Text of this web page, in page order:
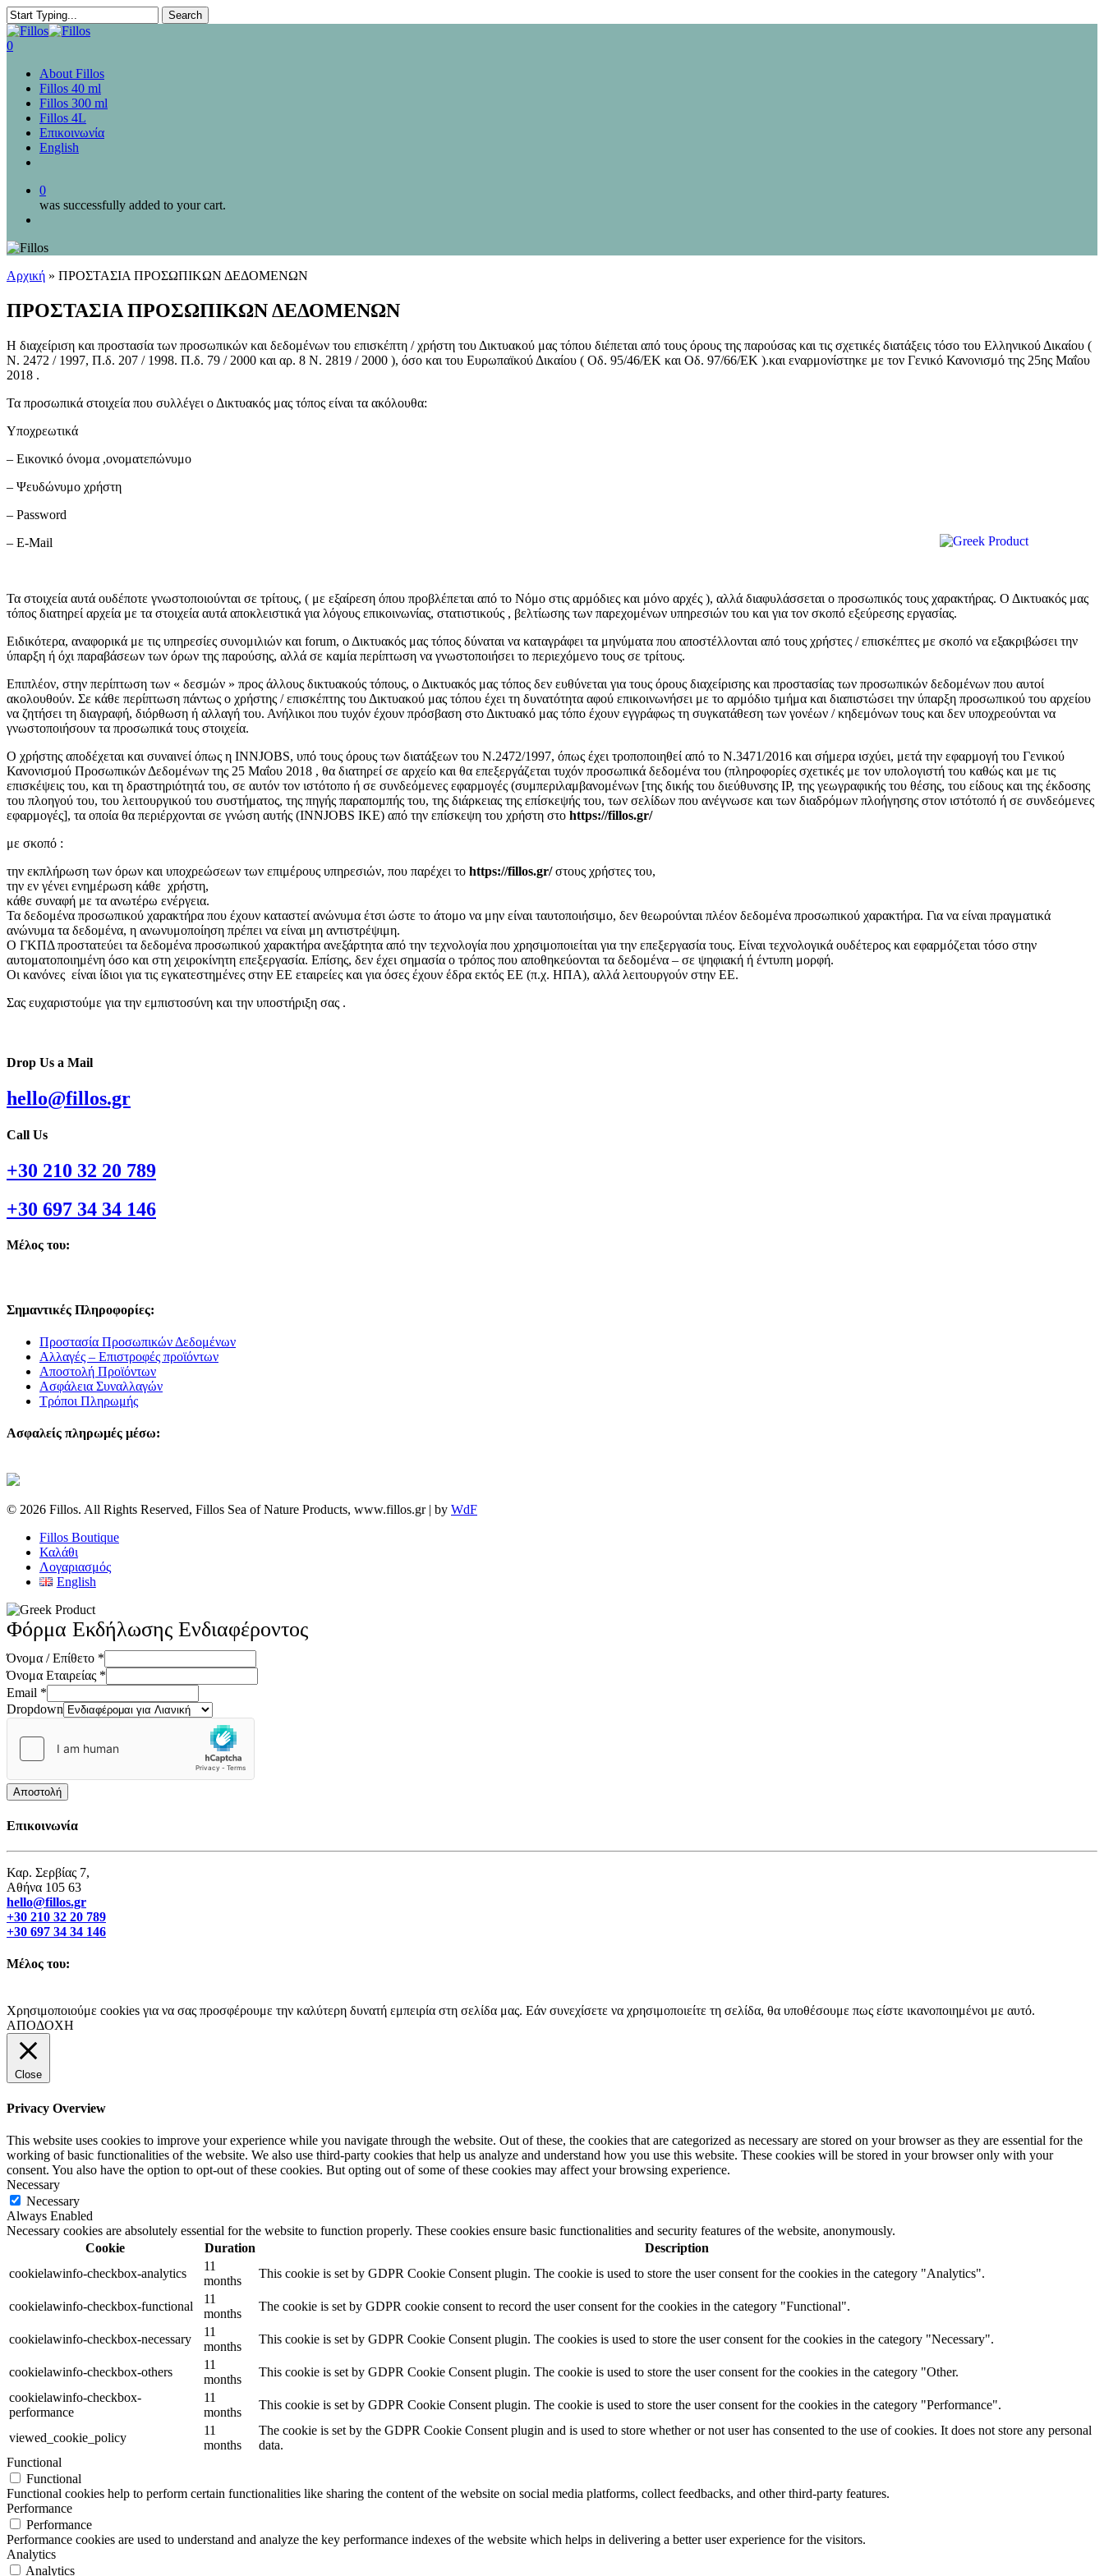
Skip
to
main
Search
Close
Search
0
About Fillos
Fillos 40 ml
Fillos 300 ml
Fillos 4L
Επικοινωνία
English
0
was successfully added to your cart.
Αρχική » ΠΡΟΣΤΑΣΙΑ ΠΡΟΣΩΠΙΚΩΝ ΔΕΔΟΜΕΝΩΝ
ΠΡΟΣΤΑΣΙΑ ΠΡΟΣΩΠΙΚΩΝ ΔΕΔΟΜΕΝΩΝ
Η διαχείριση και προστασία των προσωπικών και δεδομένων του επισκέπτη / χρήστη του Δικτυακού μας τόπου διέπεται από τους όρους της παρούσας και τις σχετικές διατάξεις τόσο του Ελληνικού Δικαίου (
Ν. 2472 / 1997, Π.δ. 207 / 1998. Π.δ. 79 / 2000 και αρ. 8 Ν. 2819 / 2000 ), όσο και του Ευρωπαϊκού Δικαίου ( Οδ. 95/46/ΕΚ και Οδ. 97/66/ΕΚ ).και εναρμονίστηκε με τον Γενικό Κανονισμό της 25ης Μαΐου
2018 .
Τα προσωπικά στοιχεία που συλλέγει ο Δικτυακός μας τόπος είναι τα ακόλουθα:
Υποχρεωτικά
– Εικονικό όνομα ,ονοματεπώνυμο
– Ψευδώνυμο χρήστη
– Password
– Ε-Mail
Τα στοιχεία αυτά ουδέποτε γνωστοποιούνται σε τρίτους, ( με εξαίρεση όπου προβλέπεται από το Νόμο στις αρμόδιες και μόνο αρχές ), αλλά διαφυλάσσεται ο προσωπικός τους χαρακτήρας. Ο Δικτυακός μας
τόπος διατηρεί αρχεία με τα στοιχεία αυτά αποκλειστικά για λόγους επικοινωνίας, στατιστικούς , βελτίωσης των παρεχομένων υπηρεσιών του και για τον σκοπό εξεύρεσης εργασίας.
Ειδικότερα, αναφορικά με τις υπηρεσίες συνομιλιών και forum, ο Δικτυακός μας τόπος δύναται να καταγράφει τα μηνύματα που αποστέλλονται από τους χρήστες / επισκέπτες με σκοπό να εξακριβώσει την
ύπαρξη ή όχι παραβάσεων των όρων της παρούσης, αλλά σε καμία περίπτωση να γνωστοποιήσει το περιεχόμενο τους σε τρίτους.
Επιπλέον, στην περίπτωση των « δεσμών » προς άλλους δικτυακούς τόπους, ο Δικτυακός μας τόπος δεν ευθύνεται για τους όρους διαχείρισης και προστασίας των προσωπικών δεδομένων που αυτοί
ακολουθούν. Σε κάθε περίπτωση πάντως ο χρήστης / επισκέπτης του Δικτυακού μας τόπου έχει τη δυνατότητα αφού επικοινωνήσει με το αρμόδιο τμήμα και διαπιστώσει την ύπαρξη προσωπικού του αρχείου
να ζητήσει τη διαγραφή, διόρθωση ή αλλαγή του. Ανήλικοι που τυχόν έχουν πρόσβαση στο Δικτυακό μας τόπο έχουν εγγράφως τη συγκατάθεση των γονέων / κηδεμόνων τους και δεν υποχρεούνται να
γνωστοποιήσουν τα προσωπικά τους στοιχεία.
Ο χρήστης αποδέχεται και συναινεί όπως η INNJOBS, υπό τους όρους των διατάξεων του Ν.2472/1997, όπως έχει τροποποιηθεί από το Ν.3471/2016 και σήμερα ισχύει, μετά την εφαρμογή του Γενικού
Κανονισμού Προσωπικών Δεδομένων της 25 Μαΐου 2018 , θα διατηρεί σε αρχείο και θα επεξεργάζεται τυχόν προσωπικά δεδομένα του (πληροφορίες σχετικές με τον υπολογιστή του καθώς και με τις
επισκέψεις του, και τη δραστηριότητά του, σε αυτόν τον ιστότοπο ή σε συνδεόμενες εφαρμογές (συμπεριλαμβανομένων [της δικής του διεύθυνσης IP, της γεωγραφικής του θέσης, του είδους και της έκδοσης
του πλοηγού του, του λειτουργικού του συστήματος, της πηγής παραπομπής του, της διάρκειας της επίσκεψής του, των σελίδων που ανέγνωσε και των διαδρόμων πλοήγησης στον ιστότοπό ή σε συνδεόμενες
εφαρμογές], τα οποία θα περιέρχονται σε γνώση αυτής (INNJOBS ΙΚΕ) από την επίσκεψη του χρήστη στο https://fillos.gr/
με σκοπό :
την εκπλήρωση των όρων και υποχρεώσεων των επιμέρους υπηρεσιών, που παρέχει το https://fillos.gr/στους χρήστες του,
την εν γένει ενημέρωση κάθε χρήστη,
κάθε συναφή με τα ανωτέρω ενέργεια.
Τα δεδομένα προσωπικού χαρακτήρα που έχουν καταστεί ανώνυμα έτσι ώστε το άτομο να μην είναι ταυτοποιήσιμο, δεν θεωρούνται πλέον δεδομένα προσωπικού χαρακτήρα. Για να είναι πραγματικά
ανώνυμα τα δεδομένα, η ανωνυμοποίηση πρέπει να είναι μη αντιστρέψιμη.
Ο ΓΚΠΔ προστατεύει τα δεδομένα προσωπικού χαρακτήρα ανεξάρτητα από την τεχνολογία που χρησιμοποιείται για την επεξεργασία τους. Είναι τεχνολογικά ουδέτερος και εφαρμόζεται τόσο στην
αυτοματοποιημένη όσο και στη χειροκίνητη επεξεργασία. Επίσης, δεν έχει σημασία ο τρόπος που αποθηκεύονται τα δεδομένα – σε ψηφιακή ή έντυπη μορφή.
Οι κανόνες είναι ίδιοι για τις εγκατεστημένες στην ΕΕ εταιρείες και για όσες έχουν έδρα εκτός ΕΕ (π.χ. ΗΠΑ), αλλά λειτουργούν στην ΕΕ.
Σας ευχαριστούμε για την εμπιστοσύνη και την υποστήριξη σας .
Drop Us a Mail
hello@fillos.gr
Call Us
+30 210 32 20 789
+30 697 34 34 146
Μέλος του:
Σημαντικές Πληροφορίες:
Προστασία Προσωπικών Δεδομένων
Αλλαγές – Επιστροφές προϊόντων
Αποστολή Προϊόντων
Ασφάλεια Συναλλαγών
Τρόποι Πληρωμής
Ασφαλείς πληρωμές μέσω:
© 2026 Fillos. All Rights Reserved, Fillos Sea of Nature Products, www.fillos.gr | by WdF
Close
Menu
Fillos Boutique
Καλάθι
Λογαριασμός
English
Φόρμα Εκδήλωσης Ενδιαφέροντος
Όνομα / Επίθετο *
Όνομα Εταιρείας *
Email *
Dropdown
Αποστολή
Επικοινωνία
Καρ. Σερβίας 7,
Αθήνα 105 63
hello@fillos.gr
+30 210 32 20 789
+30 697 34 34 146
Μέλος του:
Χρησιμοποιούμε cookies για να σας προσφέρουμε την καλύτερη δυνατή εμπειρία στη σελίδα μας. Εάν συνεχίσετε να χρησιμοποιείτε τη σελίδα, θα υποθέσουμε πως είστε ικανοποιημένοι με αυτό.
ΑΠΟΔΟΧΗ
Close
Privacy Overview
This website uses cookies to improve your experience while you navigate through the website. Out of these, the cookies that are categorized as necessary are stored on your browser as they are essential for the
working of basic functionalities of the website. We also use third-party cookies that help us analyze and understand how you use this website. These cookies will be stored in your browser only with your
consent. You also have the option to opt-out of these cookies. But opting out of some of these cookies may affect your browsing experience.
Necessary
Necessary
Always Enabled
Necessary cookies are absolutely essential for the website to function properly. These cookies ensure basic functionalities and security features of the website, anonymously.
Cookie
Duration
Description
cookielawinfo-checkbox-analytics
11
months
This cookie is set by GDPR Cookie Consent plugin. The cookie is used to store the user consent for the cookies in the category "Analytics".
cookielawinfo-checkbox-functional
11
months
The cookie is set by GDPR cookie consent to record the user consent for the cookies in the category "Functional".
cookielawinfo-checkbox-necessary
11
months
This cookie is set by GDPR Cookie Consent plugin. The cookies is used to store the user consent for the cookies in the category "Necessary".
cookielawinfo-checkbox-others
11
months
This cookie is set by GDPR Cookie Consent plugin. The cookie is used to store the user consent for the cookies in the category "Other.
cookielawinfo-checkbox-
performance
11
months
This cookie is set by GDPR Cookie Consent plugin. The cookie is used to store the user consent for the cookies in the category "Performance".
viewed_cookie_policy
11
months
The cookie is set by the GDPR Cookie Consent plugin and is used to store whether or not user has consented to the use of cookies. It does not store any personal
data.
Functional
Functional
Functional cookies help to perform certain functionalities like sharing the content of the website on social media platforms, collect feedbacks, and other third-party features.
Performance
Performance
Performance cookies are used to understand and analyze the key performance indexes of the website which helps in delivering a better user experience for the visitors.
Analytics
Analytics